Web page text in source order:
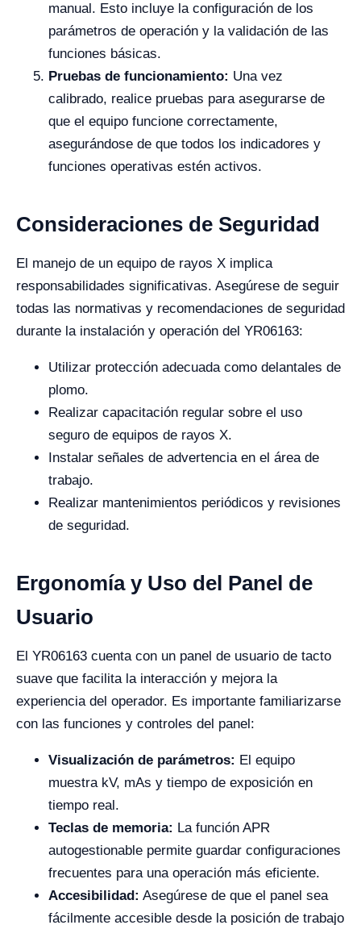
manual. Esto incluye la configuración de los
parámetros de operación y la validación de las
funciones básicas.
Pruebas de funcionamiento: Una vez
calibrado, realice pruebas para asegurarse de
que el equipo funcione correctamente,
asegurándose de que todos los indicadores y
funciones operativas estén activos.
Consideraciones de Seguridad
El manejo de un equipo de rayos X implica
responsabilidades significativas. Asegúrese de seguir
todas las normativas y recomendaciones de seguridad
durante la instalación y operación del YR06163:
Utilizar protección adecuada como delantales de
plomo.
Realizar capacitación regular sobre el uso
seguro de equipos de rayos X.
Instalar señales de advertencia en el área de
trabajo.
Realizar mantenimientos periódicos y revisiones
de seguridad.
Ergonomía y Uso del Panel de
Usuario
El YR06163 cuenta con un panel de usuario de tacto
suave que facilita la interacción y mejora la
experiencia del operador. Es importante familiarizarse
con las funciones y controles del panel:
Visualización de parámetros: El equipo
muestra kV, mAs y tiempo de exposición en
tiempo real.
Teclas de memoria: La función APR
autogestionable permite guardar configuraciones
frecuentes para una operación más eficiente.
Accesibilidad: Asegúrese de que el panel sea
fácilmente accesible desde la posición de trabajo